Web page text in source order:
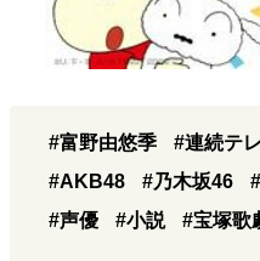
#富野由悠季 #連続テ
#AKB48
#乃木坂46
#声優
#小説 #宝塚歌